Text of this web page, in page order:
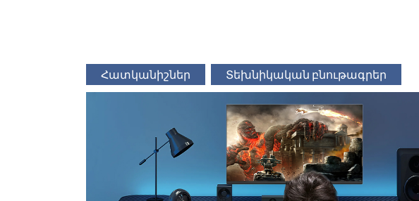
Հատկանիշներ Տեխնիկական բնութագրեր